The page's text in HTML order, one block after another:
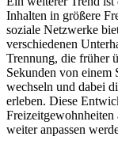
Inhalten in größere
soziale Netzwerke
verschiedenen
Trennung, die früher
Sekunden von einem
wechseln und dabei
erleben. Diese
Freizeitgewohnheiten
weiter anpassen